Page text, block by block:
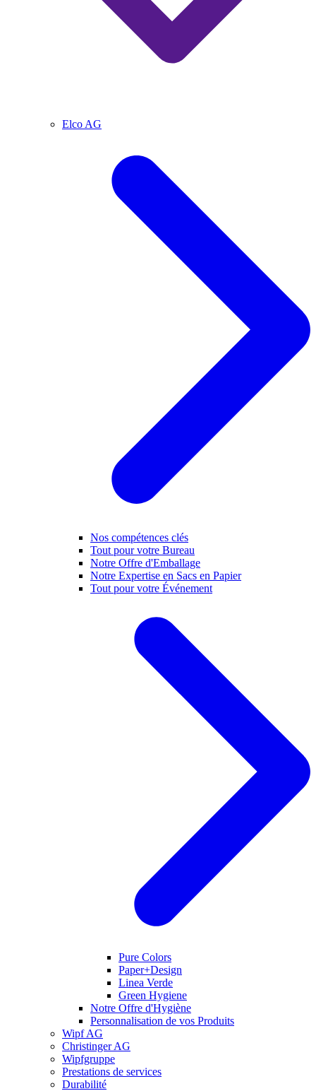
Elco AG
Nos compétences clés
Tout pour votre Bureau
Notre Offre d'Emballage
Notre Expertise en Sacs en Papier
Tout pour votre Événement
Pure Colors
Paper+Design
Linea Verde
Green Hygiene
Notre Offre d'Hygiène
Personnalisation de vos Produits
Wipf AG
Christinger AG
Wipfgruppe
Prestations de services
Durabilité